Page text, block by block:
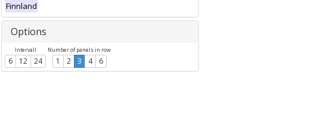
Finnland
Options
Intervall
6 12 24
Number of panels in row
1 2 3 4 6